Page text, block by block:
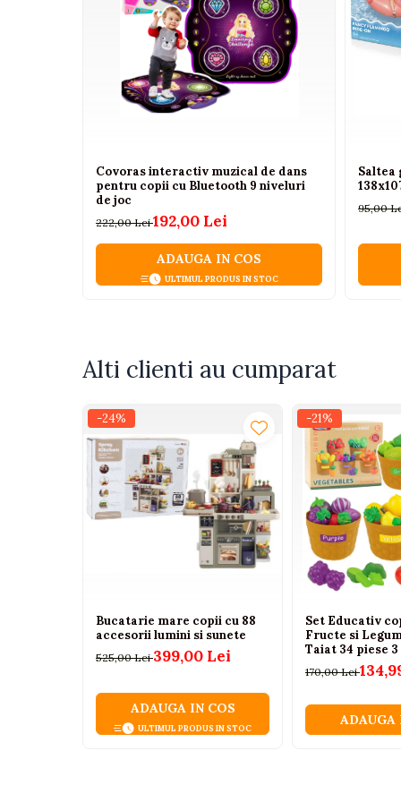
Camioane electrice
Seturi copii si bebelusi
Accesorii copii
Body-uri bebe
Baia bebelusului
Seturi de hranire
Cani, pahare si accesorii
Suzete si accesorii
Incalzitoare pentru biberoane si
Ochi de ou
Set condimente
Tacamuri
Betisoare
Covoras interactiv muzical de dans
pentru copii cu Bluetooth 9 niveluri
de joc
222,00 Lei192,00 Lei
ADAUGA IN COS
ULTIMUL PRODUS IN STOC
Saltea
95,00
Alti clienti au cumparat
-24%
Bucatarie mare copii cu 88
accesorii lumini si sunete
525,00 Lei399,00 Lei
ADAUGA IN COS
ULTIMUL PRODUS IN STOC
-21%
Set Educativ
Fructe si
Taiat 34 piese 3
170,00 Lei
ADAUGA